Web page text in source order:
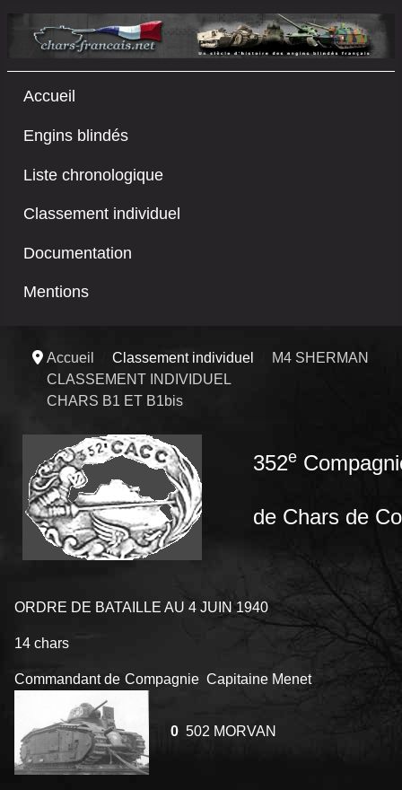
Accueil
Engins blindés
Liste chronologique
Classement individuel
Documentation
Mentions
Accueil Classement individuel
M4 SHERMAN
CLASSEMENT INDIVIDUEL
CHARS B1 ET B1bis
352e
de Chars de
ORDRE DE BATAILLE AU 4 JUIN 1940
14 chars
Commandant de Compagnie Capitaine Menet
0 502 MORVAN